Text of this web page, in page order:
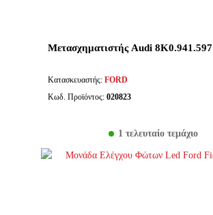
Μετασχηματιστής Audi 8K0.941.597
Κατασκευαστής: FORD
Κωδ. Προϊόντος: 020823
1 τελευταίο τεμάχιο